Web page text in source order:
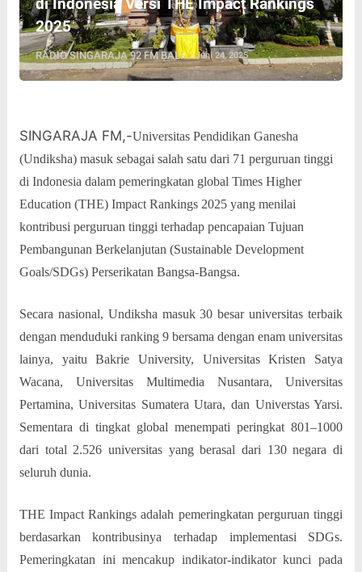
2025
RADIO SINGARAJA 92 FM BALI Juni 24, 2025
SINGARAJA FM,-Universitas Pendidikan Ganesha
(Undiksha) masuk sebagai salah satu dari 71 perguruan tinggi
di Indonesia dalam pemeringkatan global Times Higher
Education (THE) Impact Rankings 2025 yang menilai
kontribusi perguruan tinggi terhadap pencapaian Tujuan
Pembangunan Berkelanjutan (Sustainable Development
Goals/SDGs) Perserikatan Bangsa-Bangsa.
Secara nasional, Undiksha masuk 30 besar universitas terbaik
dengan menduduki ranking 9 bersama dengan enam universitas
lainya, yaitu Bakrie University, Universitas Kristen Satya
Wacana, Universitas Multimedia Nusantara, Universitas
Pertamina, Universitas Sumatera Utara, dan Universtas Yarsi.
Sementara di tingkat global menempati peringkat 801–1000
dari total 2.526 universitas yang berasal dari 130 negara di
seluruh dunia.
THE Impact Rankings adalah pemeringkatan perguruan tinggi
berdasarkan kontribusinya terhadap implementasi SDGs.
Pemeringkatan ini mencakup indikator-indikator kunci pada